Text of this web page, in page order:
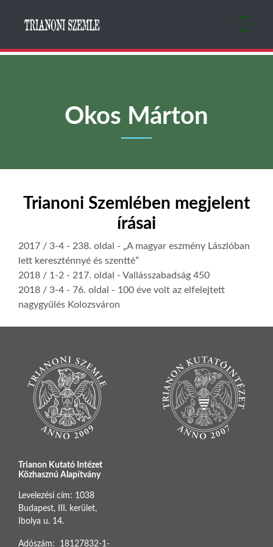
Okos Márton
Trianoni Szemlében megjelent
írásai
2017 / 3-4 - 238. oldal - „A magyar eszmény Lászlóban
lett kereszténnyé és szentté”
2018 / 1-2 - 217. oldal - Vallásszabadság 450
2018 / 3-4 - 76. oldal - 100 éve volt az elfelejtett
nagygyűlés Kolozsváron
Trianon Kutató Intézet
Közhasznú Alapítvány
Levelezési cím: 1038
Budapest, III. kerület,
Ibolya u. 14.
Adószám: 18127832-1-